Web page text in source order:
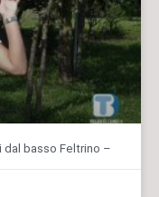
dal basso Feltrino –